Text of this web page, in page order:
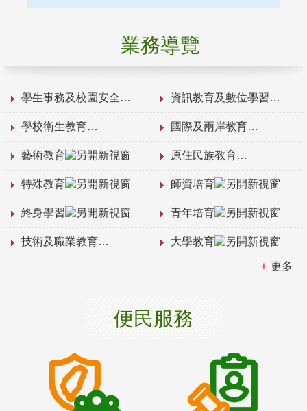
業務導覽
學生事務及校園安全 資訊教育及數位學習
學校衛生教育 國際及兩岸教育
藝術教育 原住民族教育
特殊教育 師資培育
終身學習 青年培育
技術及職業教育 大學教育
更多
便民服務